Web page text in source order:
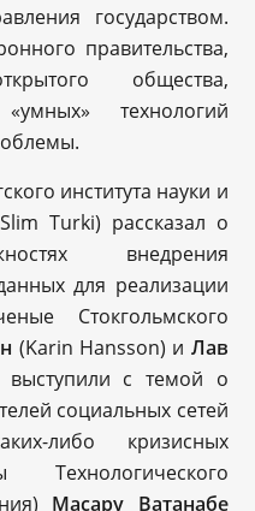
государством.
правительства,
общества,
технологий
института науки и
Turki) рассказал о
внедрения
для реализации
Стокгольмского
(Karin Hansson) и Лав
выступили с темой о
социальных сетей
либо кризисных
Технологического
Масару Ватанабе